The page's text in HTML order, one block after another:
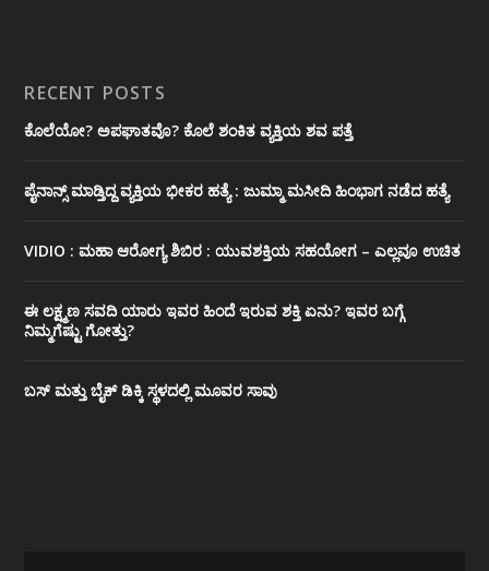
RECENT POSTS
ಕೊಲೆಯೋ? ಅಪಘಾತವೊ? ಕೊಲೆ ಶಂಕಿತ ವ್ಯಕ್ತಿಯ ಶವ ಪತ್ತೆ
ಪೈನಾನ್ಸ್ ಮಾಡ್ತಿದ್ದ ವ್ಯಕ್ತಿಯ ಭೀಕರ‌ ಹತ್ಯೆ : ಜುಮ್ಮಾ ಮಸೀದಿ ಹಿಂಭಾಗ ನಡೆದ ಹತ್ಯೆ
VIDIO : ಮಹಾ ಆರೋಗ್ಯ ಶಿಬಿರ : ಯುವಶಕ್ತಿಯ ಸಹಯೋಗ – ಎಲ್ಲವೂ ಉಚಿತ
ಈ ಲಕ್ಷ್ಮಣ ಸವದಿ ಯಾರು ಇವರ ಹಿಂದೆ ಇರುವ ಶಕ್ತಿ ಏನು? ಇವರ ಬಗ್ಗೆ
ನಿಮ್ಮಗೆಷ್ಟು ಗೋತ್ತು?
ಬಸ್ ಮತ್ತು ಬೈಕ್ ಡಿಕ್ಕಿ ಸ್ಥಳದಲ್ಲಿ ಮೂವರ ಸಾವು